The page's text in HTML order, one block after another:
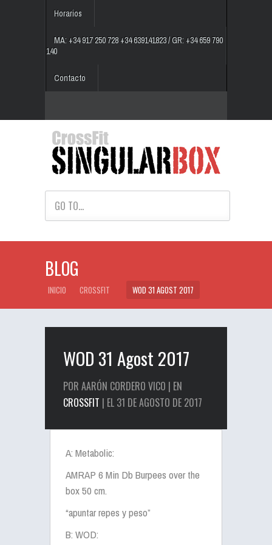
Horarios
MA: +34 917 250 728 +34 639141823 / GR: +34 659 790
140
Contacto
GO TO...
BLOG
INICIO CROSSFIT WOD 31 AGOST 2017
WOD 31 Agost 2017
POR AARÓN CORDERO VICO | EN
CROSSFIT | EL 31 DE AGOSTO DE 2017
A: Metabolic:
AMRAP 6 Min Db Burpees over the
box 50 cm.
“apuntar repes y peso”
B: WOD: